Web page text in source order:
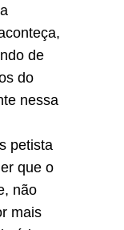
de
do
nessa
petista
que o
não
mais